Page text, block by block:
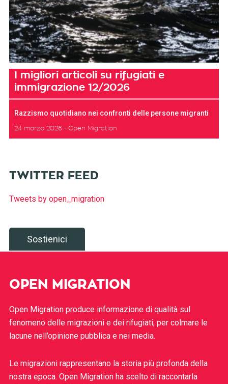
I migliori articoli su rifugiati e
immigrazione 12/2026
Razzismo quotidiano nei confronti delle persone migranti
24 marzo 2026 Open Migration
TWITTER FEED
Tweets by open_migration
Sostienici
OPEN MIGRATION
Open Migration produce informazione di qualità sul
fenomeno delle migrazioni e dei rifugiati, per colmare le
lacune nell’opinione pubblica e nei media.
Le migrazioni rappresentano la storia più profonda della
nostra epoca. Open Migration ha scelto di raccontarla